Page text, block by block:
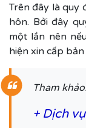
Trên đây là quy
hôn. Bởi đây
một lần nên
hiện xin cấp
Tham
+ Dịch